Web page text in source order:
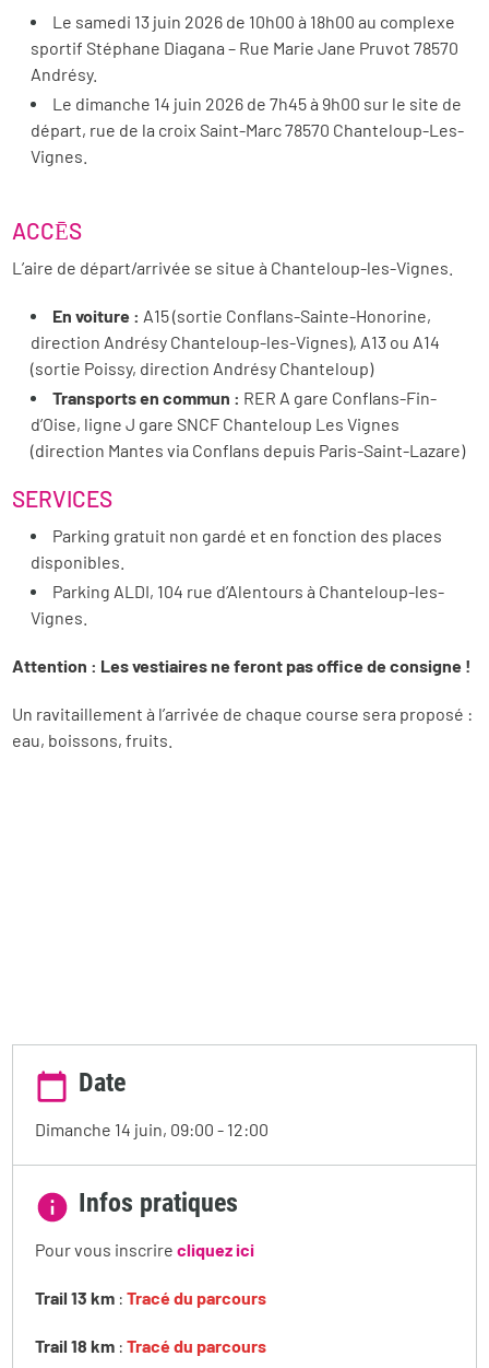
Le samedi 13 juin 2026 de 10h00 à 18h00 au complexe
sportif Stéphane Diagana – Rue Marie Jane Pruvot 78570
Andrésy.
Le dimanche 14 juin 2026 de 7h45 à 9h00 sur le site de
départ, rue de la croix Saint-Marc 78570 Chanteloup-Les-
Vignes.
ACCĒS
L’aire de départ/arrivée se situe à Chanteloup-les-Vignes.
En voiture : A15 (sortie Conflans-Sainte-Honorine,
direction Andrésy Chanteloup-les-Vignes), A13 ou A14
(sortie Poissy, direction Andrésy Chanteloup)
Transports en commun : RER A gare Conflans-Fin-
d’Oise, ligne J gare SNCF Chanteloup Les Vignes
(direction Mantes via Conflans depuis Paris-Saint-Lazare)
SERVICES
Parking gratuit non gardé et en fonction des places
disponibles.
Parking ALDI, 104 rue d’Alentours à Chanteloup-les-
Vignes.
Attention : Les vestiaires ne feront pas office de consigne !
Un ravitaillement à l’arrivée de chaque course sera proposé :
eau, boissons, fruits.
Date
Dimanche 14 juin, 09:00 - 12:00
Infos pratiques
Pour vous inscrirecliquez ici
Trail 13 km : Tracé du parcours
Trail 18 km :Tracé du parcours